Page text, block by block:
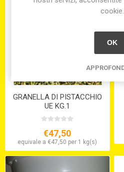
GRANELLA DI PISTACCHIO
UE KG.1
€47,50
equivale a €47,50 per 1 kg(s)
cookie.
OK